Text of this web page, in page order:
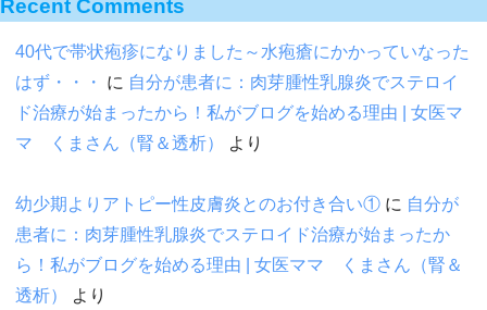
Recent Comments
40代で帯状疱疹になりました～水疱瘡にかかっていなった
はず・・・
に 自分が患者に：肉芽腫性乳腺炎でステロイ
ド治療が始まったから！私がブログを始める理由 | 女医マ
マ くまさん（腎＆透析）
より
幼少期よりアトピー性皮膚炎とのお付き合い① に 自分が
患者に：肉芽腫性乳腺炎でステロイド治療が始まったか
ら！私がブログを始める理由 | 女医ママ くまさん（腎＆
透析）
より